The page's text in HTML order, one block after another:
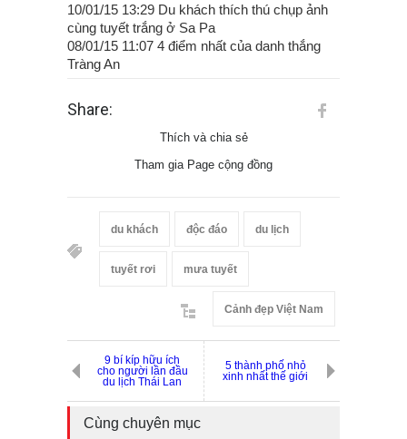
10/01/15 13:29 Du khách thích thú chụp ảnh
cùng tuyết trắng ở Sa Pa
08/01/15 11:07 4 điểm nhất của danh thắng
Tràng An
Share:
Thích và chia sẻ
Tham gia Page cộng đồng
du khách độc đáo du lịch
tuyết rơi mưa tuyết
Cảnh đẹp Việt Nam
9 bí kíp hữu ích
cho người lần đầu
du lịch Thái Lan
5 thành phố nhỏ
xinh nhất thế giới
Cùng chuyên mục